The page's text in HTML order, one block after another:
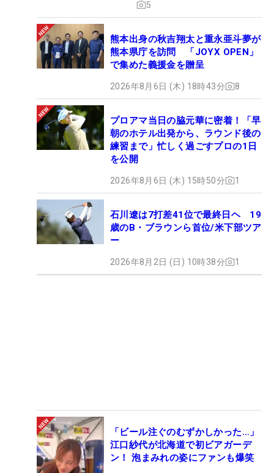
5
熊本出身の秋吉翔太と重永亜斗夢が
熊本県庁を訪問 「JOYX OPEN」
で集めた義援金を贈呈
2026年8月6日 (木) 18時43分 8
プロアマ当日の脇元華に密着！「早
朝のホテル出発から、ラウンド後の
練習まで」忙しく過ごすプロの1日
を公開
2026年8月6日 (木) 15時50分 1
石川遼は7打差41位で最終日ヘ 19
歳のB・ブラウンら首位/米下部ツア
ー
2026年8月2日 (日) 10時38分 1
「ビール注ぐのむずかしかった…」
江口紗代が北海道で初ビアガーデ
ン！ 泡まみれの姿にファンも爆笑